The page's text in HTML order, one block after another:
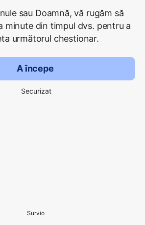
sau Doamnă, vă rugăm să
minute din timpul dvs. pentru a
următorul chestionar.
A începe
Securizat
Survio